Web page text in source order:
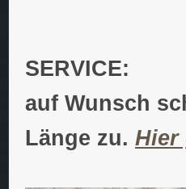
SERVICE:
auf Wunsch
Länge zu. Hier